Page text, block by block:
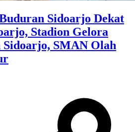
Sidoarjo Dekat
Stadion Gelora
SMAN Olah